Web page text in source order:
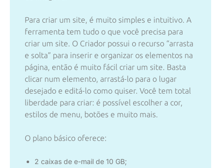
Para criar um site, é muito simples e intuitivo. A
ferramenta tem tudo o que você precisa para
criar um site. O Criador possui o recurso “arrasta
e solta” para inserir e organizar os elementos na
página, então é muito fácil criar um site. Basta
clicar num elemento, arrastá-lo para o lugar
desejado e editá-lo como quiser. Você tem total
liberdade para criar: é possível escolher a cor,
estilos de menu, botões e muito mais.
O plano básico oferece:
2 caixas de e-mail de 10 GB;